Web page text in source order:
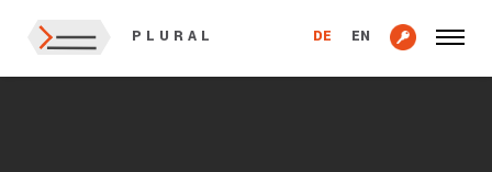
PLURAL DE EN